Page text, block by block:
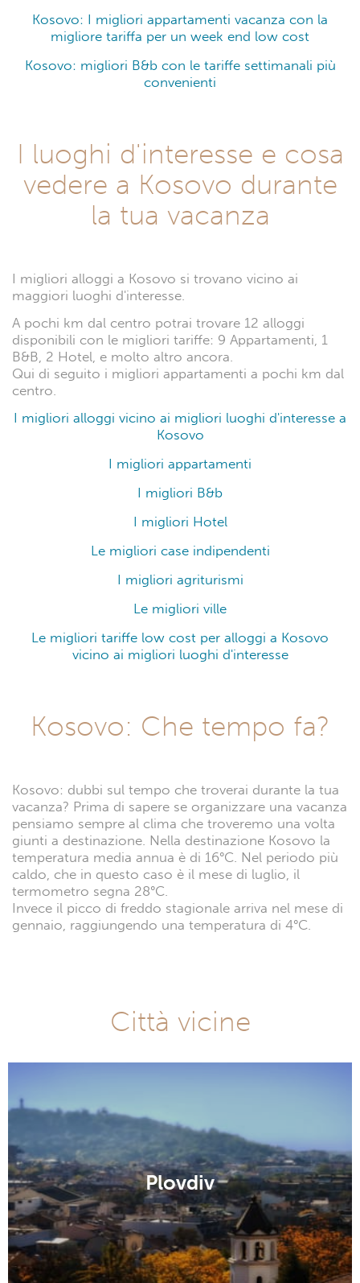
Kosovo: I migliori appartamenti vacanza con la
migliore tariffa per un week end low cost
Kosovo: migliori B&b con le tariffe settimanali più
convenienti
I luoghi d'interesse e cosa
vedere a Kosovo durante
la tua vacanza
I migliori alloggi a Kosovo si trovano vicino ai
maggiori luoghi d'interesse.
A pochi km dal centro potrai trovare 12 alloggi
disponibili con le migliori tariffe: 9 Appartamenti, 1
B&B, 2 Hotel, e molto altro ancora.
Qui di seguito i migliori appartamenti a pochi km dal
centro.
I migliori alloggi vicino ai migliori luoghi d'interesse a
Kosovo
I migliori appartamenti
I migliori B&b
I migliori Hotel
Le migliori case indipendenti
I migliori agriturismi
Le migliori ville
Le migliori tariffe low cost per alloggi a Kosovo
vicino ai migliori luoghi d'interesse
Kosovo: Che tempo fa?
Kosovo: dubbi sul tempo che troverai durante la tua
vacanza? Prima di sapere se organizzare una vacanza
pensiamo sempre al clima che troveremo una volta
giunti a destinazione. Nella destinazione Kosovo la
temperatura media annua è di 16°C. Nel periodo più
caldo, che in questo caso è il mese di luglio, il
termometro segna 28°C.
Invece il picco di freddo stagionale arriva nel mese di
gennaio, raggiungendo una temperatura di 4°C.
Città vicine
Plovdiv